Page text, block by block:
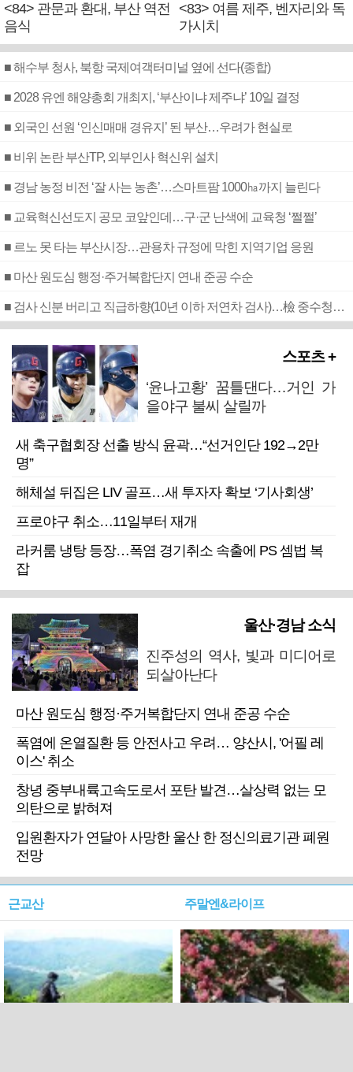
<84> 관문과 환대, 부산 역전
음식
<83> 여름 제주, 벤자리와 독
가시치
■ 해수부 청사, 북항 국제여객터미널 옆에 선다(종합)
■ 2028 유엔 해양총회 개최지, ‘부산이냐 제주냐’ 10일 결정
■ 외국인 선원 ‘인신매매 경유지’ 된 부산…우려가 현실로
■ 비위 논란 부산TP, 외부인사 혁신위 설치
■ 경남 농정 비전 ‘잘 사는 농촌’…스마트팜 1000㏊까지 늘린다
■ 교육혁신선도지 공모 코앞인데…구·군 난색에 교육청 ‘쩔쩔’
■ 르노 못 타는 부산시장…관용차 규정에 막힌 지역기업 응원
■ 마산 원도심 행정·주거복합단지 연내 준공 수순
■ 검사 신분 버리고 직급하향(10년 이하 저연차 검사)…檢 중수청행 기피
스포츠 +
‘윤나고황’ 꿈틀댄다…거인 가
을야구 불씨 살릴까
새 축구협회장 선출 방식 윤곽…“선거인단 192→2만
명”
해체설 뒤집은 LIV 골프…새 투자자 확보 ‘기사회생’
프로야구 취소…11일부터 재개
라커룸 냉탕 등장…폭염 경기취소 속출에 PS 셈법 복
잡
울산·경남 소식
진주성의 역사, 빛과 미디어로
되살아난다
마산 원도심 행정·주거복합단지 연내 준공 수순
폭염에 온열질환 등 안전사고 우려… 양산시, '어필 레
이스' 취소
창녕 중부내륙고속도로서 포탄 발견…살상력 없는 모
의탄으로 밝혀져
입원환자가 연달아 사망한 울산 한 정신의료기관 폐원
전망
근교산 주말엔&라이프